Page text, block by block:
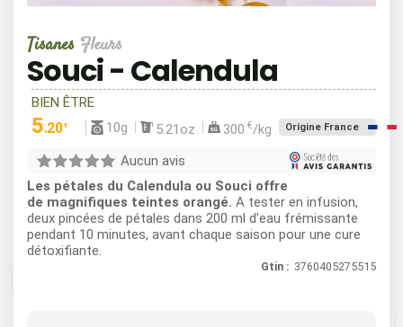
Tisanes Fleurs
Souci - Calendula
BIEN ÊTRE
5.20 € 10g 5.21oz 300 €/kg Origine France
Aucun avis
Les pétales du Calendula ou Souci offre
de magnifiques teintes orangé. A tester en infusion,
deux pincées de pétales dans 200 ml d'eau frémissante
pendant 10 minutes, avant chaque saison pour une cure
détoxifiante.
Gtin : 3760405275515